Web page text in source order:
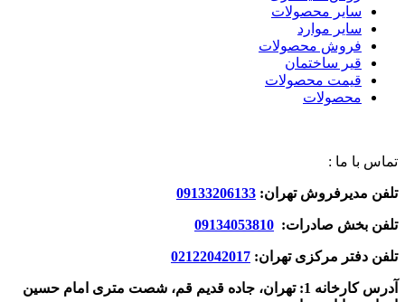
سایر محصولات
سایر موارد
فروش محصولات
قیر ساختمان
قیمت محصولات
محصولات
تماس با ما :
تلفن مدیرفروش تهران: 09133206133
تلفن بخش صادرات: 09134053810
تلفن دفتر مرکزی تهران: 02122042017
آدرس کارخانه 1: تهران، جاده قدیم قم، شصت متری امام حسین